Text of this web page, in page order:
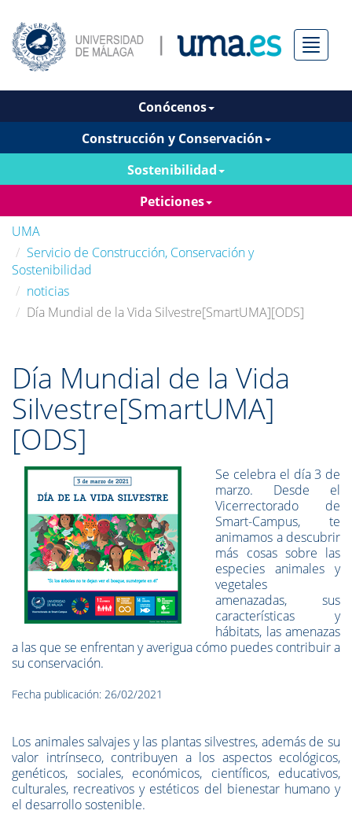
Menú
Conócenos
Construcción y Conservación
Sostenibilidad
Peticiones
UMA
Servicio de Construcción, Conservación y
Sostenibilidad
noticias
Día Mundial de la Vida Silvestre[SmartUMA][ODS]
Día Mundial de la Vida
Silvestre[SmartUMA]
[ODS]
Se celebra el día 3 de
marzo. Desde el
Vicerrectorado de
Smart-Campus, te
animamos a descubrir
más cosas sobre las
especies animales y
vegetales
amenazadas, sus
características y
hábitats, las amenazas
a las que se enfrentan y averigua cómo puedes contribuir a
su conservación.
Fecha publicación: 26/02/2021
Los animales salvajes y las plantas silvestres, además de su
valor intrínseco, contribuyen a los aspectos ecológicos,
genéticos, sociales, económicos, científicos, educativos,
culturales, recreativos y estéticos del bienestar humano y
el desarrollo sostenible.